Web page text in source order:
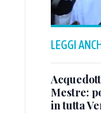
LEGGI
Mestre:
in tutta